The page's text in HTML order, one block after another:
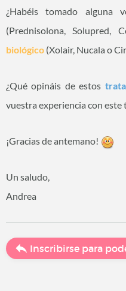
¿Habéis tomado alguna
(Prednisolona, Solupred,
biológico (Xolair, Nucala o
¿Qué opináis de estos
vuestra experiencia con este
¡Gracias de antemano!
Un saludo,
Andrea
Inscribirse para